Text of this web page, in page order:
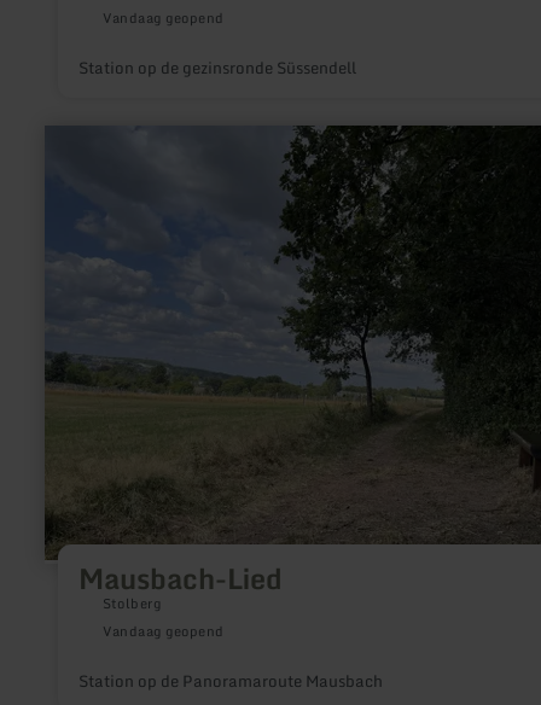
Vandaag geopend
Station op de gezinsronde Süssendell
Mausbach-Lied
Stolberg
Vandaag geopend
Station op de Panoramaroute Mausbach